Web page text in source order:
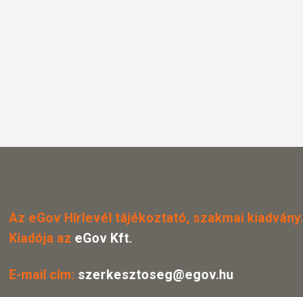
Az eGov Hírlevél tájékoztató, szakmai kiadvány.
Kiadója az eGov Kft.
E-mail cím: szerkesztoseg@egov.hu